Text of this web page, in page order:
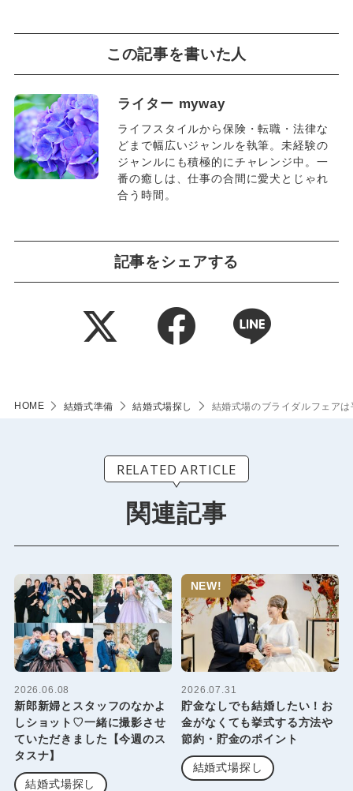
この記事を書いた人
ライター myway
ライフスタイルから保険・転職・法律な
どまで幅広いジャンルを執筆。未経験の
ジャンルにも積極的にチャレンジ中。一
番の癒しは、仕事の合間に愛犬とじゃれ
合う時間。
記事をシェアする
HOME 結婚式準備 結婚式場探し 結婚式場のブライダルフェア
RELATED ARTICLE
関連記事
2026.06.08
新郎新婦とスタッフのなかよ
しショット♡一緒に撮影させ
ていただきました【今週のス
タスナ】
結婚式場探し
NEW!
2026.07.31
貯金なしでも結婚したい！お
金がなくても挙式する方法や
節約・貯金のポイント
結婚式場探し